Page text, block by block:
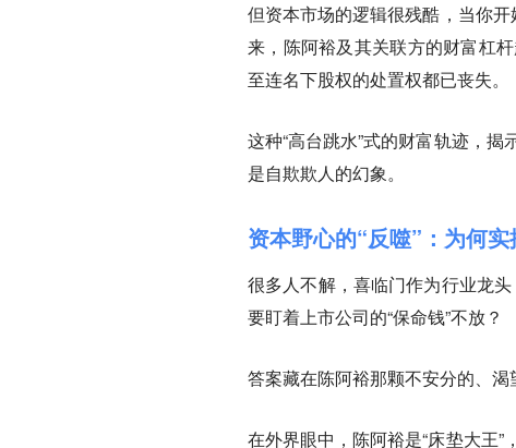
但资本市场的逻辑很残酷，当你
来，陈阿裕及其关联方的财富杠
至连名下股权的处置权都已丧失。
这种“高台跳水”式的财富轨迹，
是自欺欺人的幻象。
资本野心的“反噬”：为何
很多人不解，喜临门作为行业龙
要盯着上市公司的“保命钱”不放？
答案藏在陈阿裕那颗不安分的、渴
在外界眼中，陈阿裕是“床垫大王